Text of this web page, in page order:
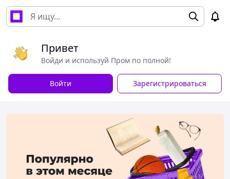
Привет
Войди и используй Пром по полной!
Войти Зарегистрироваться